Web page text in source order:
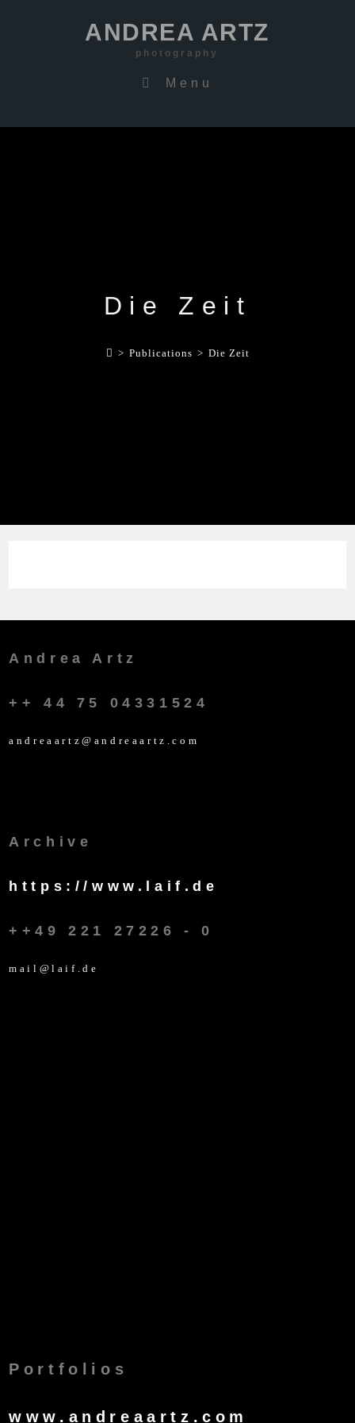
ANDREA ARTZ
photography
Menu
Die Zeit
> Publications > Die Zeit
Andrea Artz
++ 44 75 04331524
andreaartz@andreaartz.com
Archive
https://www.laif.de
++49 221 27226 - 0
mail@laif.de
Portfolios
www.andreaartz.com